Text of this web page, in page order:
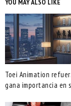
YOU MAY ALSO LIKE
Toei Animation
gana importancia en